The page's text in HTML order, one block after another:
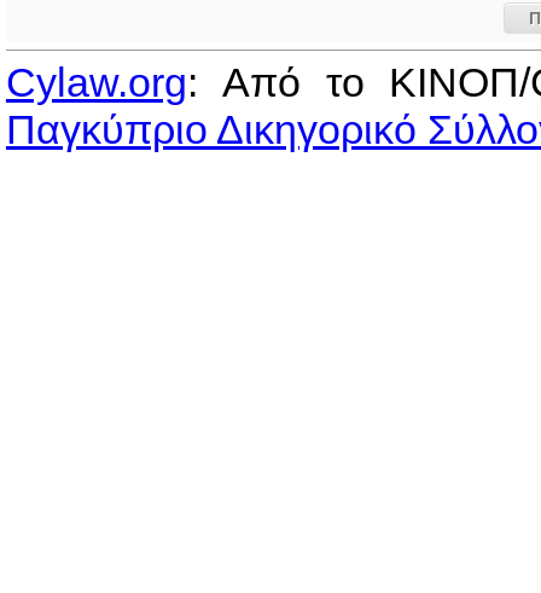
Cylaw.org: Από το
Παγκύπριο Δικηγορικό